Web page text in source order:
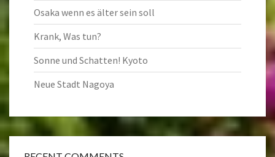
Osaka wenn es älter sein soll
Krank, Was tun?
Sonne und Schatten! Kyoto
Neue Stadt Nagoya